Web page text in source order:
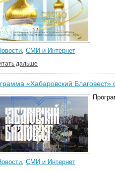
, СМИ и Интернет
дальше
«Хабаровский Благовест»
, СМИ и Интернет